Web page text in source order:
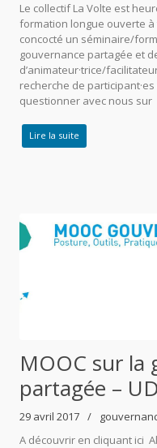
Le collectif La Volte est
formation longue ouverte à
concocté un séminaire/
gouvernance partagée et
d’animateur·trice/
recherche de
questionner avec nous sur
Lire la suite
MOOC sur la
partagée –
29 avril 2017
A découvrir en cliquant ici